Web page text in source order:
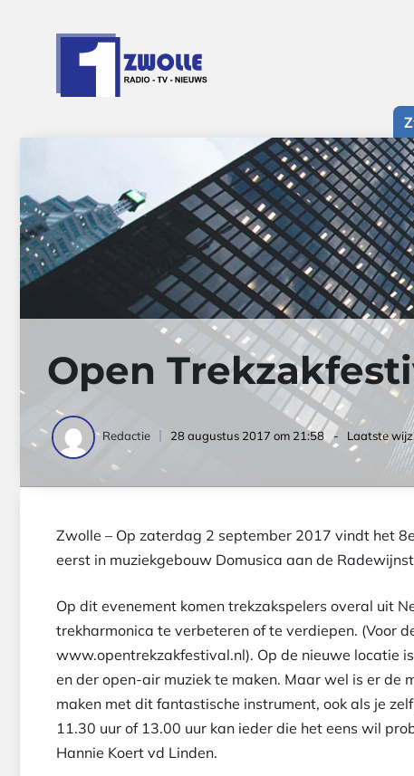
Open
Redactie 28 augustus 2017 om 21:58 - Laatste
Zwolle – Op zaterdag 2 september 2017 vindt het
eerst in muziekgebouw Domusica aan de
Op dit evenement komen trekzakspelers overal uit
trekharmonica te verbeteren of te verdiepen. (Voor
www.opentrekzakfestival.nl). Op de nieuwe locatie
en der open-air muziek te maken. Maar wel is er de
maken met dit fantastische instrument, ook als je
11.30 uur of 13.00 uur kan ieder die het eens wil
Hannie Koert vd Linden.